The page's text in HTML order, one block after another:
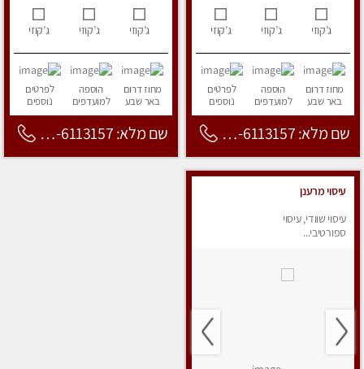
ג’קוזי ג’קוזי ג’קוזי
מחוז דרום
באר שבע
הוספה
למועדפים
לפרטים
נוספים
שם מלא: 053-6113157
ג’קוזי ג’קוזי ג’קוזי
מחוז דרום
באר שבע
הוספה
למועדפים
לפרטים
נוספים
שם מלא: 053-6113157
עיסוי מרענן
עיסוי שוודי, עיסוי
ספורטיבי...